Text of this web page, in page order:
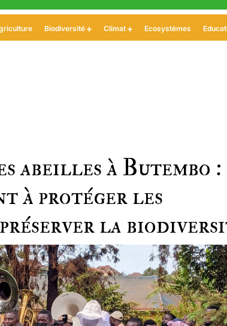
Biodiversité Climat Ecosystèmes
abeilles à Butembo
à protéger les
la